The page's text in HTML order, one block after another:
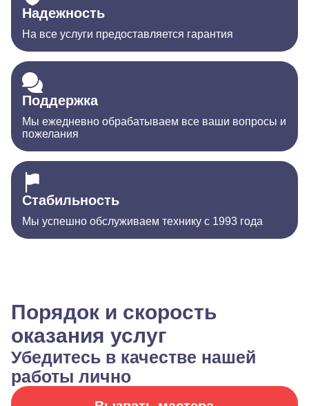
Надежность
На все услуги предоставляется гарантия
Поддержка
Мы ежедневно обрабатываем все ваши вопросы и
пожелания
Стабильность
Мы успешно обслуживаем технику с 1993 года
Порядок и скорость
оказания услуг
Убедитесь в качестве нашей
работы лично